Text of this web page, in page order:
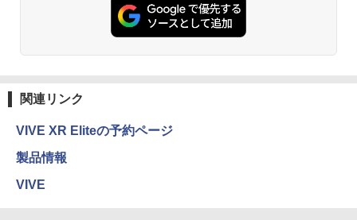
関連リンク
VIVE XR Eliteの予約ページ
製品情報
VIVE